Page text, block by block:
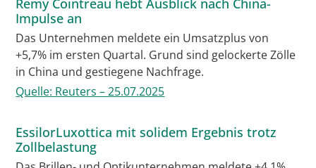
Remy Cointreau hebt Ausblick nach China-
Impulse an
Das Unternehmen meldete ein Umsatzplus von
+5,7% im ersten Quartal. Grund sind gelockerte Zölle
in China und gestiegene Nachfrage.
Quelle: Reuters – 25.07.2025
EssilorLuxottica mit solidem Ergebnis trotz
Zollbelastung